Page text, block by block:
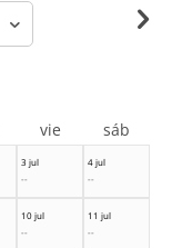
3 jul
--
4 jul
--
10 jul
--
11 jul
--
vie sáb